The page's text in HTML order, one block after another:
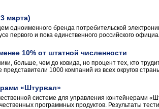
марта)
одноименного бренда потребительской
первого и пока единственного российского
10% от штатной численности
больше, чем до ковида, но процент тех, кто
1000 компаний из всех округов
«Штурвал»
системе для управления контейнерами
программных продуктов. Результаты